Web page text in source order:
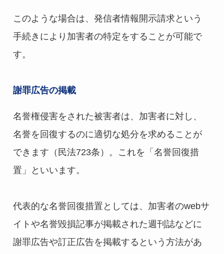
このような場合は、発信者情報開示請求という
手続きにより加害者の特定をすることが可能で
す。
謝罪広告の掲載
名誉権侵害をされた被害者は、加害者に対し、
名誉を回復するのに適切な処分を求めることが
できます（民法723条）。これを「名誉回復措
置」といいます。
代表的な名誉回復措置としては、加害者のwebサ
イトや名誉毀損記事が掲載された週刊誌などに
謝罪広告や訂正広告を掲載するという方法があ